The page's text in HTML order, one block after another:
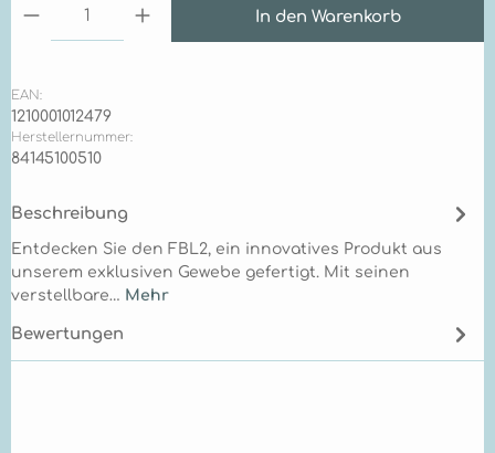
Produkt Anzahl: Gib den gewünschten Wert
In den Warenkorb
EAN:
1210001012479
Herstellernummer:
84145100510
Beschreibung
Entdecken Sie den FBL2, ein innovatives Produkt aus
unserem exklusiven Gewebe gefertigt. Mit seinen
verstellbare… Mehr
Bewertungen